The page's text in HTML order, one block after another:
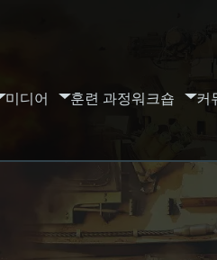
미디어 훈련 과정워크숍 커